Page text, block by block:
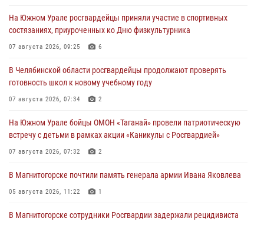
На Южном Урале росгвардейцы приняли участие в спортивных
состязаниях, приуроченных ко Дню физкультурника
07 августа 2026, 09:25 6
В Челябинской области росгвардейцы продолжают проверять
готовность школ к новому учебному году
07 августа 2026, 07:34 2
На Южном Урале бойцы ОМОН «Таганай» провели патриотическую
встречу с детьми в рамках акции «Каникулы с Росгвардией»
07 августа 2026, 07:32 2
В Магнитогорске почтили память генерала армии Ивана Яковлева
05 августа 2026, 11:22 1
В Магнитогорске сотрудники Росгвардии задержали рецидивиста